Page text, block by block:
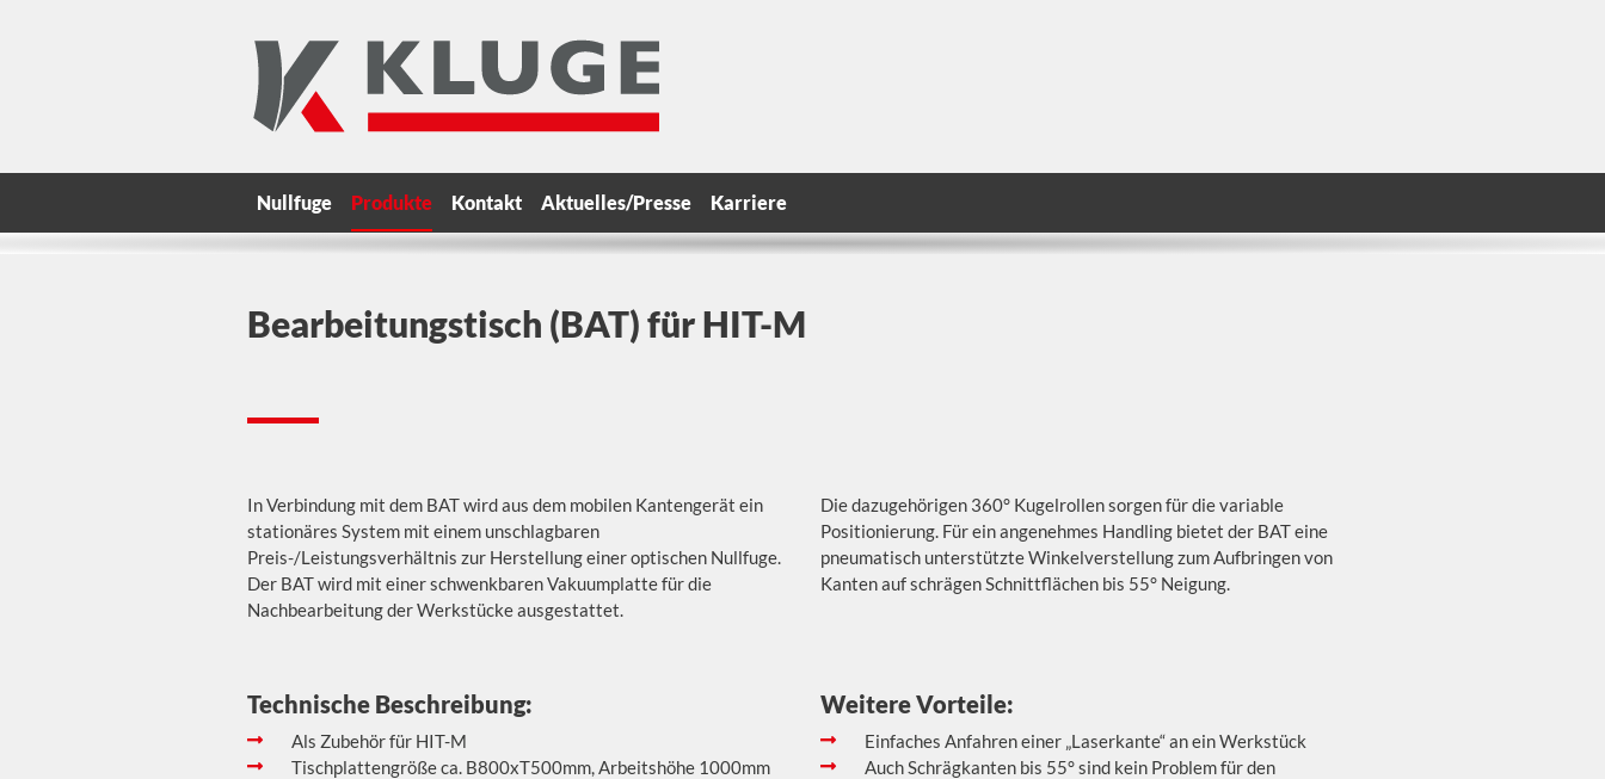
Nullfuge Produkte Kontakt Aktuelles/Presse Karriere
Bearbeitungstisch (BAT) für HIT-M
In Verbindung mit dem BAT wird aus dem mobilen Kantengerät ein
stationäres System mit einem unschlagbaren
Preis-/Leistungsverhältnis zur Herstellung einer optischen Nullfuge.
Der BAT wird mit einer schwenkbaren Vakuumplatte für die
Nachbearbeitung der Werkstücke ausgestattet.
Die dazugehörigen 360° Kugelrollen sorgen für die variable
Positionierung. Für ein angenehmes Handling bietet der BAT eine
pneumatisch unterstützte Winkelverstellung zum Aufbringen von
Kanten auf schrägen Schnittflächen bis 55° Neigung.
Technische Beschreibung:
Als Zubehör für HIT-M
Tischplattengröße ca. B800xT500mm, Arbeitshöhe 1000mm
Weitere Vorteile:
Einfaches Anfahren einer „Laserkante“ an ein Werkstück
Auch Schrägkanten bis 55° sind kein Problem für den